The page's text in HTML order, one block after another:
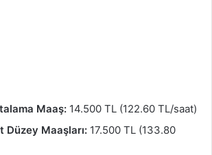
Maaş: 14.500 TL (122.60 TL/saat)
Düzey Maaşları: 17.500 TL (133.80